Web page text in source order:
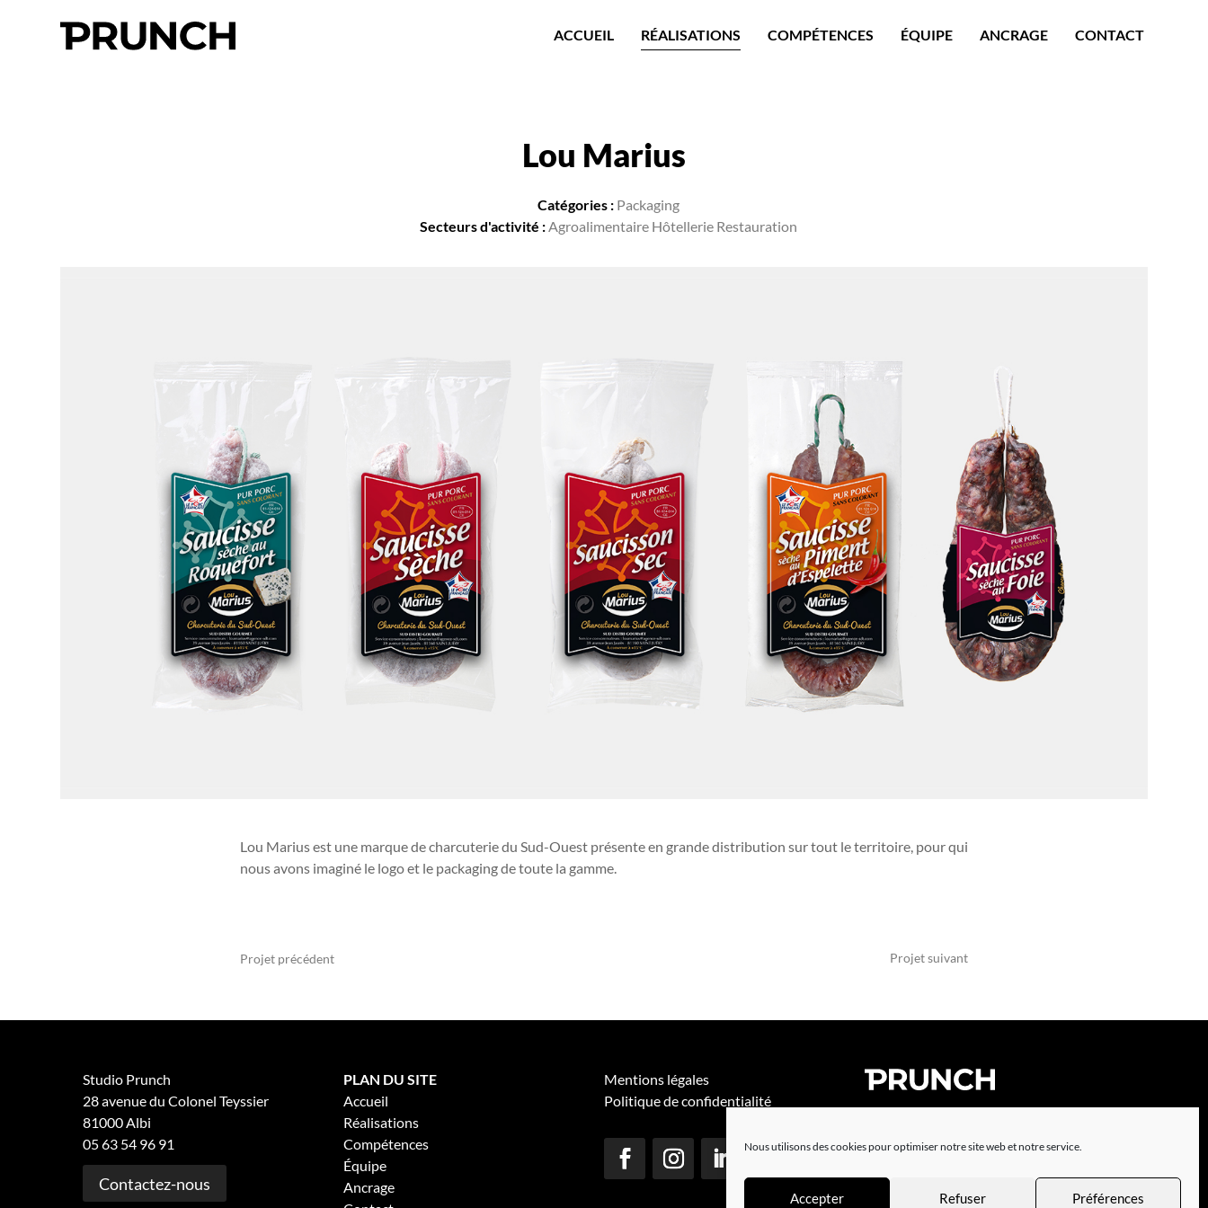
Nous utilisons des cookies pour optimiser notre site web et notre service.
Accepter Refuser Préférences
ACCUEIL RÉALISATIONS COMPÉTENCES ÉQUIPE ANCRAGE CONTACT
Lou Marius
Catégories : Packaging
Secteurs d'activité :Agroalimentaire Hôtellerie Restauration
Lou Marius est une marque de charcuterie du Sud-Ouest présente en grande distribution sur tout le territoire, pour qui
nous avons imaginé le logo et le packaging de toute la gamme.
Projet précédent Projet suivant
Studio Prunch
28 avenue du Colonel Teyssier
81000 Albi
05 63 54 96 91
Contactez-nous
PLAN DU SITE
Accueil
Réalisations
Compétences
Équipe
Ancrage
Mentions légales
Politique de confidentialité